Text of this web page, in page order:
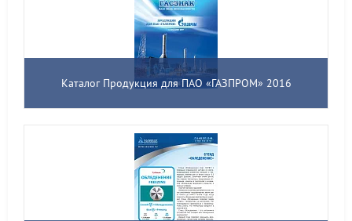
Каталог Продукция для ПАО «ГАЗПРОМ» 2016